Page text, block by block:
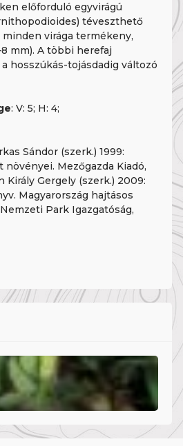
előforduló egyvirágú
téveszthető
minden virága termékeny,
mm). A többi herefaj
hosszúkás-tojásdadig változó
: V: 5; H: 4;
Sándor (szerk.) 1999:
növényei. Mezőgazda Kiadó,
Király Gergely (szerk.) 2009:
Magyarország hajtásos
Park Igazgatóság,